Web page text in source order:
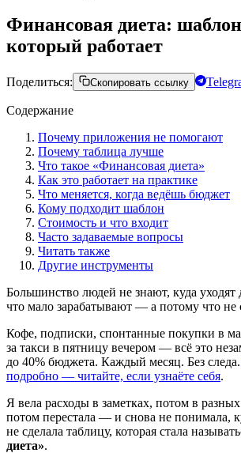
Финансовая диета:
который работает
Поделиться: Скопировать ссылку
Содержание
Почему приложения не помогают
Почему таблица лучше
Что такое «Финансовая диета»
Как это работает на практике
Что меняется, когда ведёшь бюджет
Кому подходит шаблон
Стоимость и что входит
Часто задаваемые вопросы
Читать также
Другие инструменты
Большинство людей не знают, куда
что мало зарабатывают — а потому что не
Кофе, подписки, спонтанные покупки в
за такси в пятницу вечером — всё это
до 40% бюджета. Каждый месяц. Без следа.
подробно — читайте, если узнаёте себя.
Я вела расходы в заметках, потом в
потом перестала — и снова не понимала,
не сделала таблицу, которая стала
диета».